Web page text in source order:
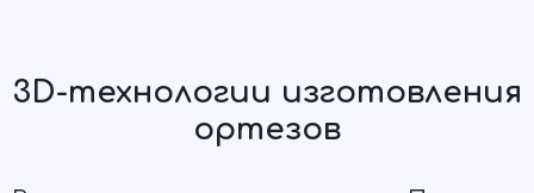
3D-технологии изготовления
ортезов